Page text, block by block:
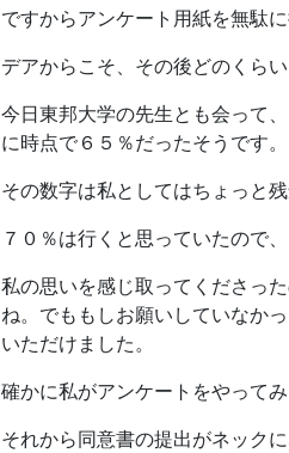
ですからアンケート用紙を無駄
デアからこそ、その後どのくら
今日東邦大学の先生とも会って
に時点で６５％だったそうです。
その数字は私としてはちょっと
７０％は行くと思っていたので
私の思いを感じ取ってくださっ
ね。でももしお願いしていなか
いただけました。
確かに私がアンケートをやって
それから同意書の提出がネック